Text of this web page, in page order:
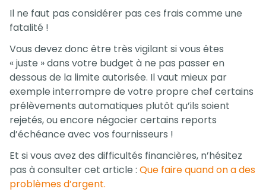
Il ne faut pas considérer pas ces frais comme une
fatalité !
Vous devez donc être très vigilant si vous êtes
« juste » dans votre budget à ne pas passer en
dessous de la limite autorisée. Il vaut mieux par
exemple interrompre de votre propre chef certains
prélèvements automatiques plutôt qu’ils soient
rejetés, ou encore négocier certains reports
d’échéance avec vos fournisseurs !
Et si vous avez des difficultés financières, n’hésitez
pas à consulter cet article : Que faire quand on a des
problèmes d’argent.